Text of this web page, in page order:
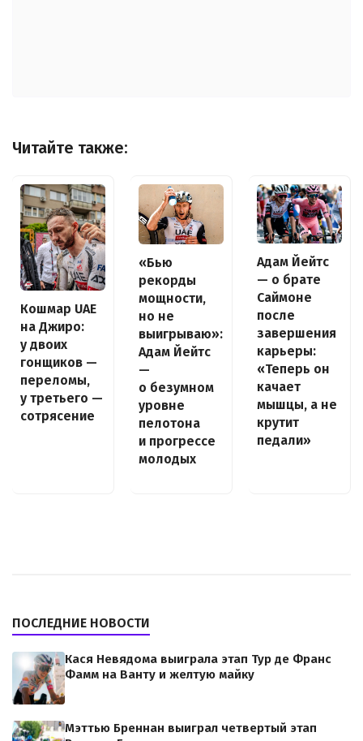
Читайте также:
Кошмар UAE
на Джиро:
у двоих
гонщиков —
переломы,
у третьего —
сотрясение
«Бью
рекорды
мощности,
но не
выигрываю»:
Адам Йейтс
—
о безумном
уровне
пелотона
и прогрессе
молодых
Адам Йейтс
— о брате
Саймоне
после
завершения
карьеры:
«Теперь он
качает
мышцы, а не
крутит
педали»
ПОСЛЕДНИЕ НОВОСТИ
Кася Невядома выиграла этап Тур де Франс
Фамм на Ванту и желтую майку
Мэттью Бреннан выиграл четвертый этап